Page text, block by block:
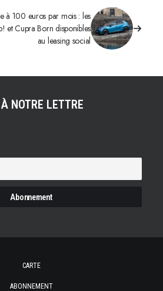
à 100 euros par mois : les
et Cupra Born disponibles
au leasing social
NOTRE LETTRE
CARTE
ABONNEMENT